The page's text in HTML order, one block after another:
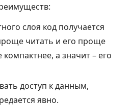
слоя код получается
читать и его проще
а значит – его
доступ к данным,
явно.